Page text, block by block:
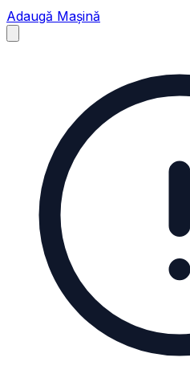
Adaugă Mașină